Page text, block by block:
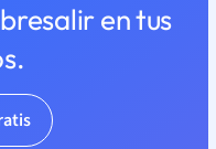
en tus